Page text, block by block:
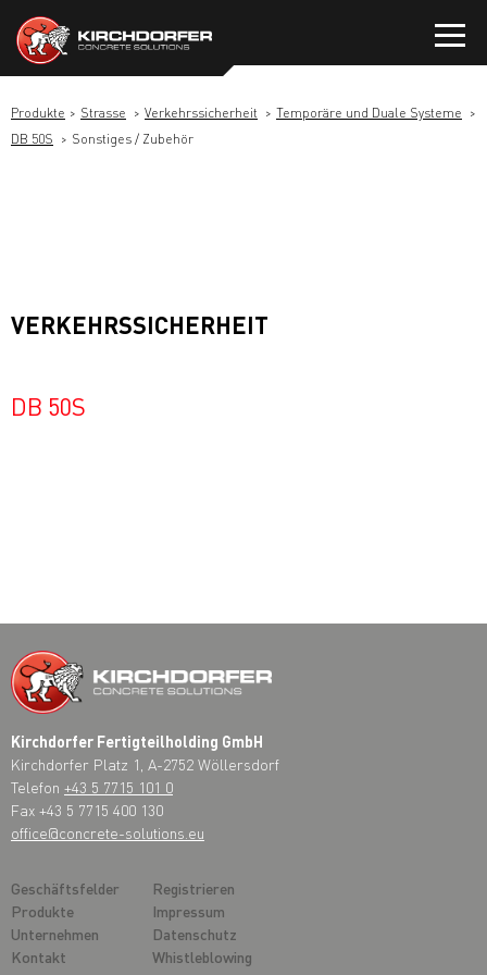
Inhalt
springen
Produkte Strasse Verkehrssicherheit
Temporäre und Duale Systeme
DB 50S
Sonstiges / Zubehör
VERKEHRSSICHERHEIT
DB 50S
Kirchdorfer Fertigteilholding GmbH
Kirchdorfer Platz 1, A-2752 Wöllersdorf
Telefon +43 5 7715 101 0
Fax +43 5 7715 400 130
office@concrete-solutions.eu
Geschäftsfelder
Produkte
Unternehmen
Kontakt
Registrieren
Impressum
Datenschutz
Whistleblowing